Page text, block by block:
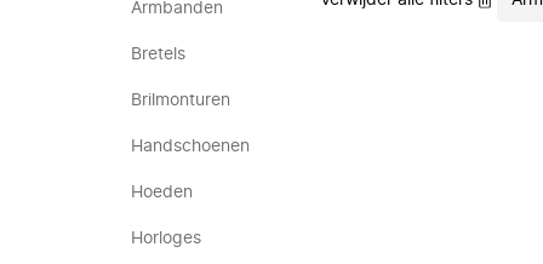
Armbanden
Bretels
Brilmonturen
Handschoenen
Hoeden
Horloges